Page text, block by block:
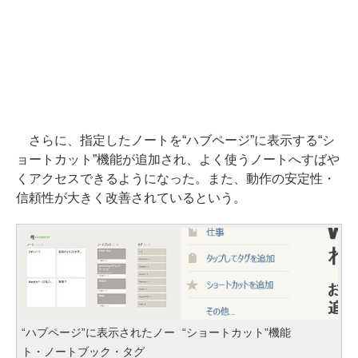
さらに、指定したノートを“ハブページ”に表示する“シ
ョートカット”機能が追加され、よく使うノートへすばや
くアクセスできるようになった。また、動作の安定性・
信頼性が大きく改善されているという。
“ハブページ”に表示されたノー
ト・ノートブック・タグ
“ショートカット”機能